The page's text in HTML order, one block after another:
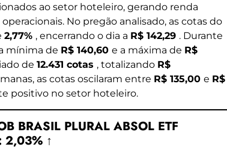
ao setor hoteleiro, gerando renda
No pregão analisado, as cotas do
2,77% , encerrando o dia a R$ 142,29 . Durante
mínima de R$ 140,60 e a máxima de R$
de 12.431 cotas , totalizando R$
as cotas oscilaram entre R$ 135,00 e R$
positivo no setor hoteleiro.
BRASIL PLURAL ABSOL ETF
2,03% ↑